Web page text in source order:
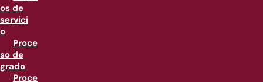
os de
servici
o
Proce
so de
grado
Proce